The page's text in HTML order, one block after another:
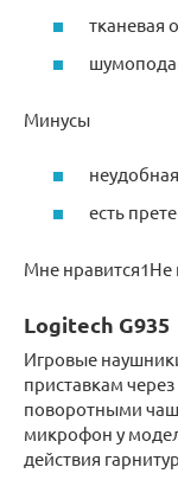
тканевая
Минусы
есть
Мне нравится1Не
Logitech G935
Игровые
приставкам
поворотными
микрофон у
действия